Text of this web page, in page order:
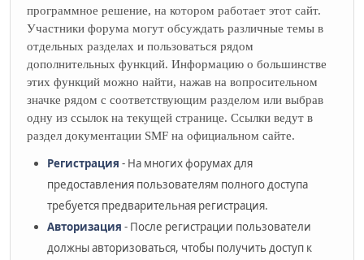
программное решение, на котором работает этот сайт.
Участники форума могут обсуждать различные темы в
отдельных разделах и пользоваться рядом
дополнительных функций. Информацию о большинстве
этих функций можно найти, нажав на вопросительном
значке рядом с соответствующим разделом или выбрав
одну из ссылок на текущей странице. Ссылки ведут в
раздел документации SMF на официальном сайте.
Регистрация - На многих форумах для
предоставления пользователям полного доступа
требуется предварительная регистрация.
Авторизация - После регистрации пользователи
должны авторизоваться, чтобы получить доступ к